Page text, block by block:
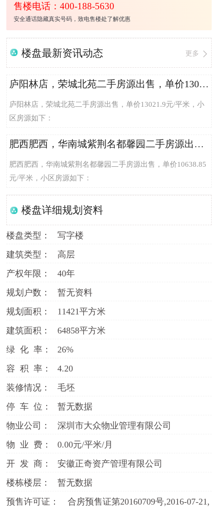
售楼电话：400-188-5630
安全通话隐藏真实号码，致电售楼处了解优惠
楼盘最新资讯动态 更多
庐阳林店，荣城北苑二手房源出售，单价13021.9元/平米
庐阳林店，荣城北苑二手房源出售，单价13021.9元/平米，小
区房源如下：
肥西肥西，华南城紫荆名都馨园二手房源出售，单价10638.85元/平米
肥西肥西，华南城紫荆名都馨园二手房源出售，单价10638.85
元/平米，小区房源如下：
楼盘详细规划资料
楼盘类型：
写字楼
建筑类型：
高层
产权年限：
40年
规划户数：
暂无资料
规划面积：
11421平方米
建筑面积：
64858平方米
绿 化 率：
26%
容 积 率：
4.20
装修情况：
毛坯
停 车 位：
暂无数据
物业公司：
深圳市大众物业管理有限公司
物 业 费：
0.00元/平米/月
开 发 商：
安徽正奇资产管理有限公司
楼栋楼层：
暂无数据
预售许可证：
合房预售证第20160709号,2016-07-21,